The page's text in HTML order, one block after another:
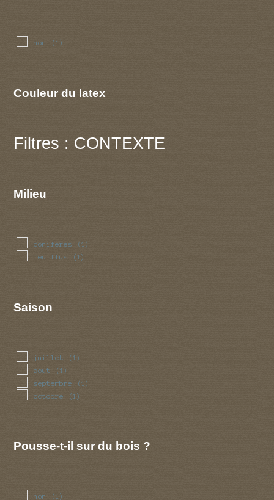
non (1)
Couleur du latex
Filtres : CONTEXTE
Milieu
coniferes (1)
feuillus (1)
Saison
juillet (1)
aout (1)
septembre (1)
octobre (1)
Pousse-t-il sur du bois ?
non (1)